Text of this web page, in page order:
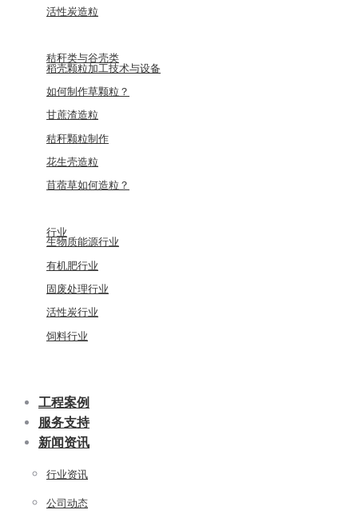
活性炭造粒
秸秆类与谷壳类
稻壳颗粒加工技术与设备
如何制作草颗粒？
甘蔗渣造粒
秸秆颗粒制作
花生壳造粒
苜蓿草如何造粒？
行业
生物质能源行业
有机肥行业
固废处理行业
活性炭行业
饲料行业
工程案例
服务支持
新闻资讯
行业资讯
公司动态